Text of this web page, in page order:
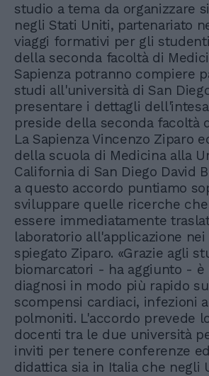
studio a tema da organizzare
negli Stati Uniti, partenariato
viaggi formativi per gli
della seconda facoltà di
Sapienza potranno compiere
studi all'università di San
presentare i dettagli
preside della seconda facoltà
La Sapienza Vincenzo Ziparo
della scuola di Medicina alla
California di San Diego David
a questo accordo puntiamo
sviluppare quelle ricerche
essere immediatamente
laboratorio all'applicazione nei
spiegato Ziparo. «Grazie agli
biomarcatori - ha aggiunto - è
diagnosi in modo più rapido
scompensi cardiaci, infezioni
polmoniti. L'accordo prevede
docenti tra le due università
inviti per tenere conferenze
didattica sia in Italia che negli